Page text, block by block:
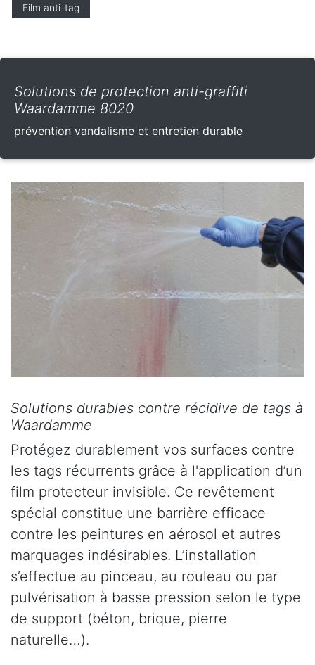
Film anti-tag
Solutions de protection anti-graffiti
Waardamme 8020
prévention vandalisme et entretien durable
Solutions durables contre récidive de tags à
Waardamme
Protégez durablement vos surfaces contre
les tags récurrents grâce à l'application d’un
film protecteur invisible. Ce revêtement
spécial constitue une barrière efficace
contre les peintures en aérosol et autres
marquages indésirables. L’installation
s’effectue au pinceau, au rouleau ou par
pulvérisation à basse pression selon le type
de support (béton, brique, pierre
naturelle…).